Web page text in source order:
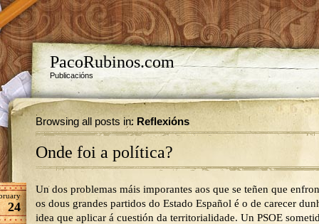
PacoRubinos.com
Publicacións
Browsing all posts in: Reflexións
Onde foi a política?
24
Un dos problemas máis imporantes aos que se teñen que
os dous grandes partidos do Estado Español é o de carecer
idea que aplicar á cuestión da territorialidade. Un PSOE